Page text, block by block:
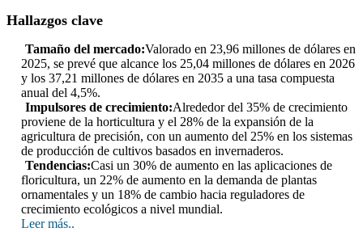
Hallazgos clave
Tamaño del mercado:Valorado en 23,96 millones de dólares en
2025, se prevé que alcance los 25,04 millones de dólares en 2026
y los 37,21 millones de dólares en 2035 a una tasa compuesta
anual del 4,5%.
Impulsores de crecimiento:Alrededor del 35% de crecimiento
proviene de la horticultura y el 28% de la expansión de la
agricultura de precisión, con un aumento del 25% en los sistemas
de producción de cultivos basados ​​en invernaderos.
Tendencias:Casi un 30% de aumento en las aplicaciones de
floricultura, un 22% de aumento en la demanda de plantas
ornamentales y un 18% de cambio hacia reguladores de
crecimiento ecológicos a nivel mundial.
Leer más..